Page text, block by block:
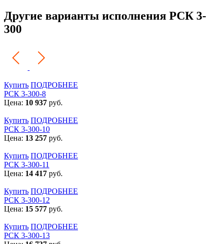
Другие варианты исполнения РСК 3-
300
Купить ПОДРОБНЕЕ
РСК 3-300-8
Цена: 10 937 руб.
Купить ПОДРОБНЕЕ
РСК 3-300-10
Цена: 13 257 руб.
Купить ПОДРОБНЕЕ
РСК 3-300-11
Цена: 14 417 руб.
Купить ПОДРОБНЕЕ
РСК 3-300-12
Цена: 15 577 руб.
Купить ПОДРОБНЕЕ
РСК 3-300-13